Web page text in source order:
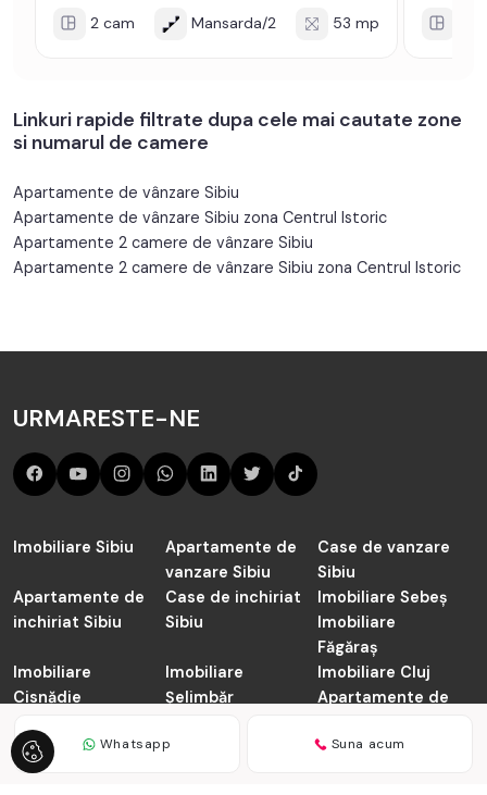
2 cam Mansarda/2 53 mp
Linkuri rapide filtrate dupa cele mai cautate zone
si numarul de camere
Apartamente de vânzare Sibiu
Apartamente de vânzare Sibiu zona Centrul Istoric
Apartamente 2 camere de vânzare Sibiu
Apartamente 2 camere de vânzare Sibiu zona Centrul Istoric
Whatsapp Suna acum
URMARESTE-NE
Imobiliare Sibiu
Apartamente de
vanzare Sibiu
Case de vanzare
Sibiu
Apartamente de
inchiriat Sibiu
Case de inchiriat
Sibiu
Imobiliare Sebeș
Imobiliare
Făgăraș
Imobiliare
Cisnădie
Imobiliare
Șelimbăr
Imobiliare Cluj
Apartamente de
Napoca